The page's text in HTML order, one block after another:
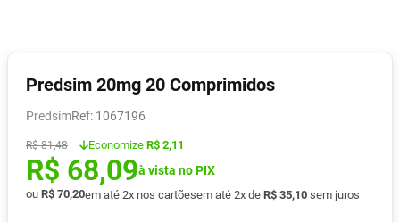
Predsim 20mg 20 Comprimidos
Predsim : 1067196
R$ 81,48 Economize R$ 2,11
R$ 68,09à vista no PIX
ou R$ 70,20em até 2x nos cartõesem até 2x de R$ 35,10 sem juros
5º Fralda G
6º Shampoo
9 Lavitan
10º Vitamina D